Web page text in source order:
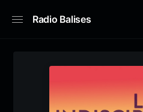
Radio Balises